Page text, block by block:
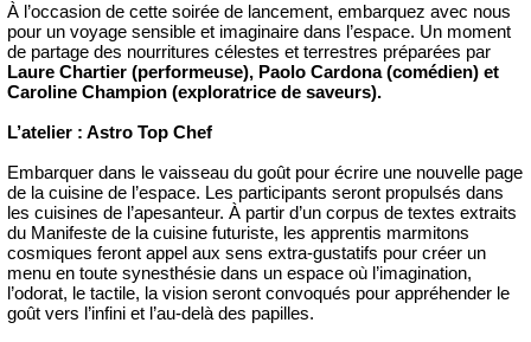
À l’occasion de cette soirée de lancement, embarquez avec nous
pour un voyage sensible et imaginaire dans l’espace. Un moment
de partage des nourritures célestes et terrestres préparées par
Laure Chartier (performeuse), Paolo Cardona (comédien) et
Caroline Champion (exploratrice de saveurs).
L’atelier : Astro Top Chef
Embarquer dans le vaisseau du goût pour écrire une nouvelle page
de la cuisine de l’espace. Les participants seront propulsés dans
les cuisines de l’apesanteur. À partir d’un corpus de textes extraits
du Manifeste de la cuisine futuriste, les apprentis marmitons
cosmiques feront appel aux sens extra-gustatifs pour créer un
menu en toute synesthésie dans un espace où l’imagination,
l’odorat, le tactile, la vision seront convoqués pour appréhender le
goût vers l’infini et l’au-delà des papilles.